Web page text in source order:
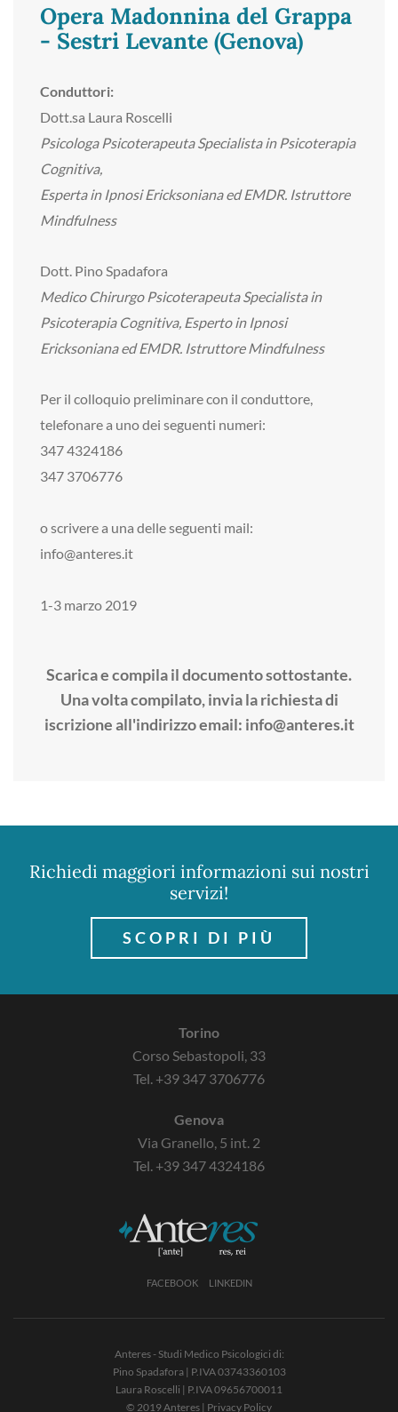
Opera Madonnina del Grappa
- Sestri Levante (Genova)
Conduttori:
Dott.sa Laura Roscelli
Psicologa Psicoterapeuta Specialista in Psicoterapia
Cognitiva,
Esperta in Ipnosi Ericksoniana ed EMDR. Istruttore
Mindfulness
Dott. Pino Spadafora
Medico Chirurgo Psicoterapeuta Specialista in
Psicoterapia Cognitiva, Esperto in Ipnosi
Ericksoniana ed EMDR. Istruttore Mindfulness
Per il colloquio preliminare con il conduttore,
telefonare a uno dei seguenti numeri:
347 4324186
347 3706776
o scrivere a una delle seguenti mail:
info@anteres.it
1-3 marzo 2019
Scarica e compila il documento sottostante.
Una volta compilato, invia la richiesta di
iscrizione all'indirizzo email: info@anteres.it
Richiedi maggiori informazioni sui nostri
servizi!
SCOPRI DI PIÙ
Torino
Corso Sebastopoli, 33
Tel. +39 347 3706776
Genova
Via Granello, 5 int. 2
Tel. +39 347 4324186
FACEBOOK LINKEDIN
Anteres - Studi Medico Psicologici di:
Pino Spadafora | P.IVA 03743360103
Laura Roscelli | P.IVA 09656700011
© 2019 Anteres | Privacy Policy